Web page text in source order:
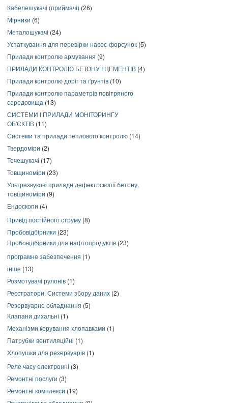
Кабелешукачі (приймачі) (26)
Мірники (6)
Металошукачі (24)
Устаткування для перевірки насос-форсунок (5)
Прилади контролю армування (9)
ПРИЛАДИ КОНТРОЛЮ БЕТОНУ І ЦЕМЕНТІВ (4)
Прилади контролю доріг та ґрунтів (10)
Прилади контролю параметрів повітряного
середовища (13)
СИСТЕМИ І ПРИЛАДИ МОНІТОРИНГУ
ОБ'ЄКТІВ (11)
Системи та прилади теплового контролю (14)
Твердоміри (2)
Течешукачі (17)
Товщиноміри (23)
Ультразвукові прилади дефектоскопії бетону,
товщиноміри (9)
Ендоскопи (4)
Привід постійного струму (8)
Пробовідбірники (23)
Пробовідбірники для нафтопродуктів (23)
програмне забезпечення (1)
інше (13)
Розмотувачі рулонів (1)
Реєстратори. Системи збору даних (2)
Резервуарне обладнання (5)
Клапани дихальні (1)
Механізми керування хлопавками (1)
Патрубки вентиляційні (1)
Хлопушки для резервуарів (1)
Реле часу електронні (3)
Ремонтні послуги (3)
Ремонтні комплекси (19)